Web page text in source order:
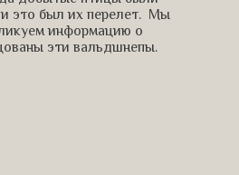
это был их перелет. Мы
информацию о
эти вальдшнепы.